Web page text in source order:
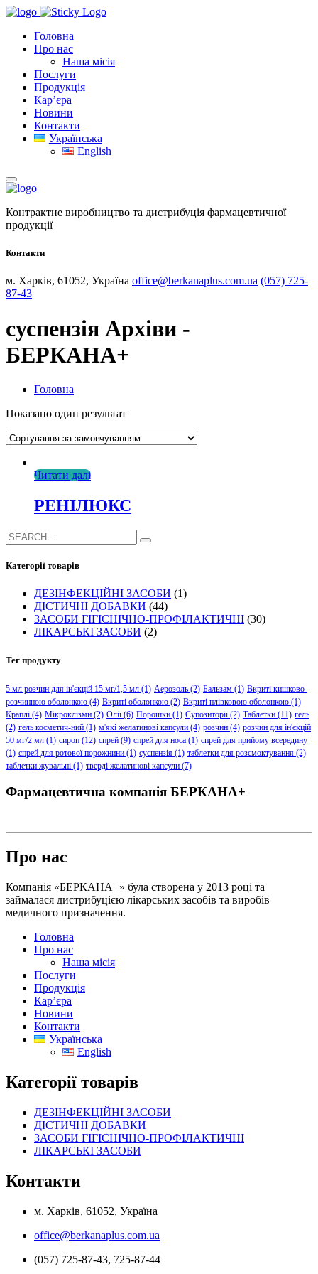
Головна
Про нас
Наша місія
Послуги
Продукція
Кар’єра
Новини
Контакти
Українська
English
Контрактне виробництво та дистрибуція фармацевтичної
продукції
Контакти
м. Харків, 61052, Україна office@berkanaplus.com.ua (057) 725-
87-43
суспензія Архіви -
БЕРКАНА+
Головна
Показано один результат
Читати далі
РЕНІЛЮКС
Категорії товарів
ДЕЗІНФЕКЦІЙНІ ЗАСОБИ (1)
ДІЄТИЧНІ ДОБАВКИ (44)
ЗАСОБИ ГІГІЄНІЧНО-ПРОФІЛАКТИЧНІ (30)
ЛІКАРСЬКІ ЗАСОБИ (2)
Тег продукту
5 мл розчин для ін'єкцій 15 мг/1,5 мл (1) Аерозоль (2) Бальзам (1) Вкриті кишково-
розчинною оболонкою (4) Вкриті оболонкою (2) Вкриті плівковою оболонкою (1)
Краплі (4) Мікроклізми (2) Олії(6) Порошки (1) Супозиторії(2) Таблетки (11) гель
(2) гель косметич-ний (1) м'які желатинові капсули (4) розчин (4) розчин для ін'єкцій
50 мг/2 мл (1) сироп (12) спрей (9) спрей для носа (1) спрей для прийому всередину
(1) спрей для ротової порожнини (1) суспензія (1) таблетки для розсмоктування (2)
таблетки жувальні (1) тверді желатинові капсули (7)
Фармацевтична компанія БЕРКАНА+
Про нас
Компанія «БЕРКАНА+» була створена у 2013 році та
займалася дистрибуцією лікарських засобів та виробів
медичного призначення.
Головна
Про нас
Наша місія
Послуги
Продукція
Кар’єра
Новини
Контакти
Українська
English
Категорії товарів
ДЕЗІНФЕКЦІЙНІ ЗАСОБИ
ДІЄТИЧНІ ДОБАВКИ
ЗАСОБИ ГІГІЄНІЧНО-ПРОФІЛАКТИЧНІ
ЛІКАРСЬКІ ЗАСОБИ
Контакти
м. Харків, 61052, Україна
office@berkanaplus.com.ua
(057) 725-87-43, 725-87-44